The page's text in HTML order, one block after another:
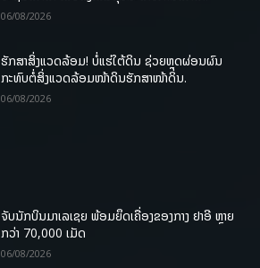
06/08/2026
ຮັກສາສິ່ງແວດລ້ອມ! ບໍ່ແຮ່ໃຕ້ດິນ ຊ່ວຍຫຼຸດຜ່ອນຜົນ
ກະທົບຕໍ່ສິ່ງແວດລ້ອມໜ້າດິນຮັກສາໜ້າດິນ.
06/08/2026
ຈັບນັກບິນມາເລເຊຍ ພ້ອມຍຶດເຄື່ອງຂອງກາງ ຢາອີ ຫຼາຍ
ກວ່າ 70,000 ເມັດ
06/08/2026